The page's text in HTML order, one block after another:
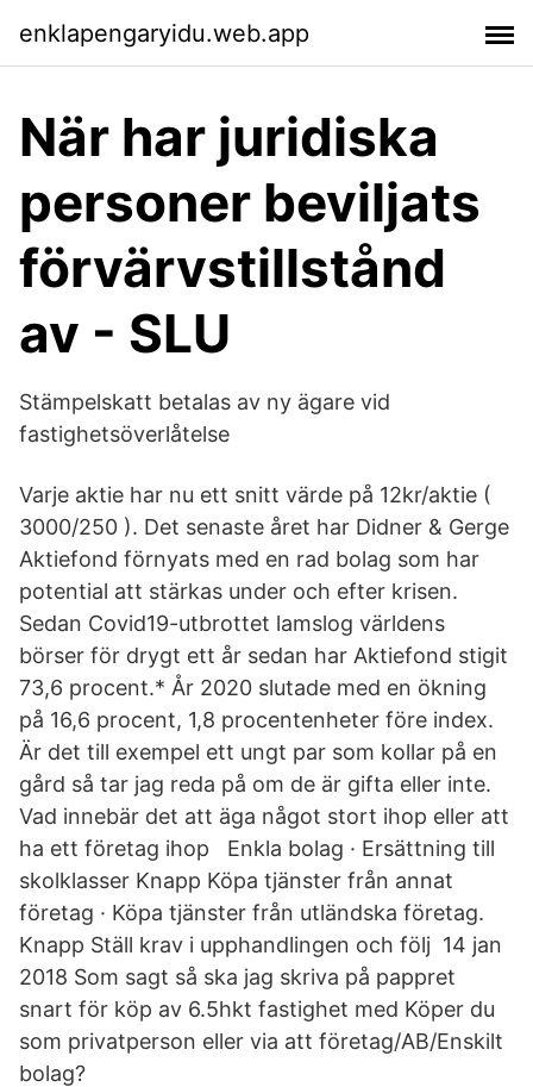
enklapengaryidu.web.app
När har juridiska
personer beviljats
förvärvstillstånd
av - SLU
Stämpelskatt betalas av ny ägare vid
fastighetsöverlåtelse
Varje aktie har nu ett snitt värde på 12kr/aktie (
3000/250 ). Det senaste året har Didner & Gerge
Aktiefond förnyats med en rad bolag som har
potential att stärkas under och efter krisen.
Sedan Covid19-utbrottet lamslog världens
börser för drygt ett år sedan har Aktiefond stigit
73,6 procent.* År 2020 slutade med en ökning
på 16,6 procent, 1,8 procentenheter före index.
Är det till exempel ett ungt par som kollar på en
gård så tar jag reda på om de är gifta eller inte.
Vad innebär det att äga något stort ihop eller att
ha ett företag ihop Enkla bolag · Ersättning till
skolklasser Knapp Köpa tjänster från annat
företag · Köpa tjänster från utländska företag.
Knapp Ställ krav i upphandlingen och följ 14 jan
2018 Som sagt så ska jag skriva på pappret
snart för köp av 6.5hkt fastighet med Köper du
som privatperson eller via att företag/AB/Enskilt
bolag?